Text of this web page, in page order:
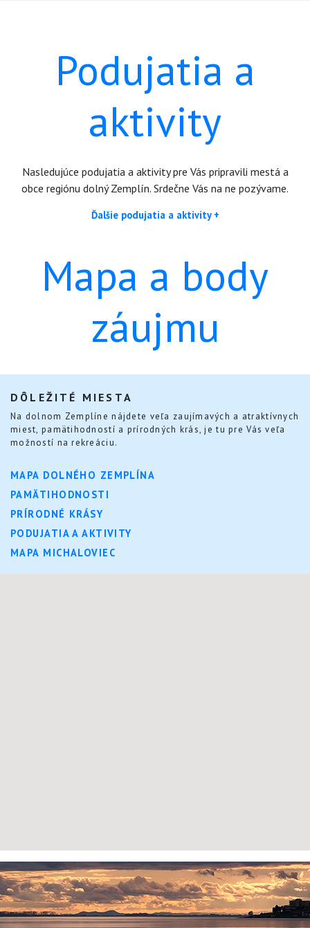
Podujatia a
aktivity
Nasledujúce podujatia a aktivity pre Vás pripravili mestá a
obce regiónu dolný Zemplín. Srdečne Vás na ne pozývame.
Ďalšie podujatia a aktivity +
Mapa a body
záujmu
DÔLEŽITÉ MIESTA
Na dolnom Zemplíne nájdete veľa zaujímavých a atraktívnych
miest, pamätihodností a prírodných krás, je tu pre Vás veľa
možností na rekreáciu.
MAPA DOLNÉHO ZEMPLÍNA
PAMÄTIHODNOSTI
PRÍRODNÉ KRÁSY
PODUJATIA A AKTIVITY
MAPA MICHALOVIEC